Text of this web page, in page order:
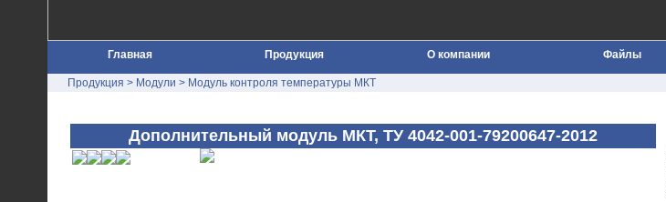
Главная Продукция О компании Файлы
Продукция > Модули > Модуль контроля температуры МКТ
Дополнительный модуль МКТ, ТУ 4042-001-79200647-2012